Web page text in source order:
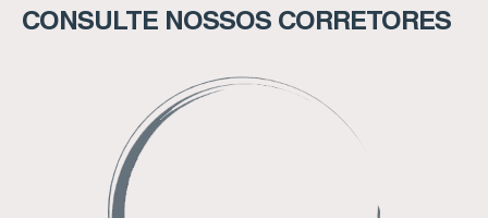
CONSULTE NOSSOS CORRETORES